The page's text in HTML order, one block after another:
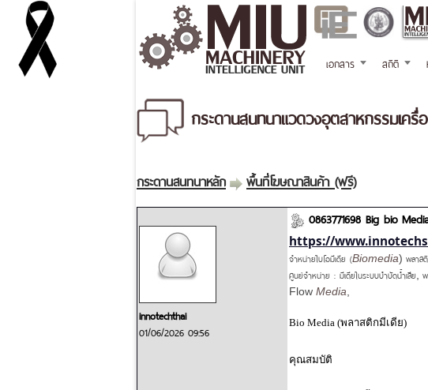
เอกสาร สถิติ
กระดานสนทนาแวดวงอุตสาหกรรมเค
กระดานสนทนาหลัก พื้นที่โฆษณาสินค้า (ฟรี)
innotechthai
01/06/2026 09:56
0863771698 Big bio
https://
จำหน่ายไบโอมีเดีย (Biomedia) พลาส
ศูนย์จำหน่าย : มีเดียในระบบบำบัดน้ำเสีย
Flow Media
Bio Media (พลาสติกมีเดีย)
คุณสมบัติ